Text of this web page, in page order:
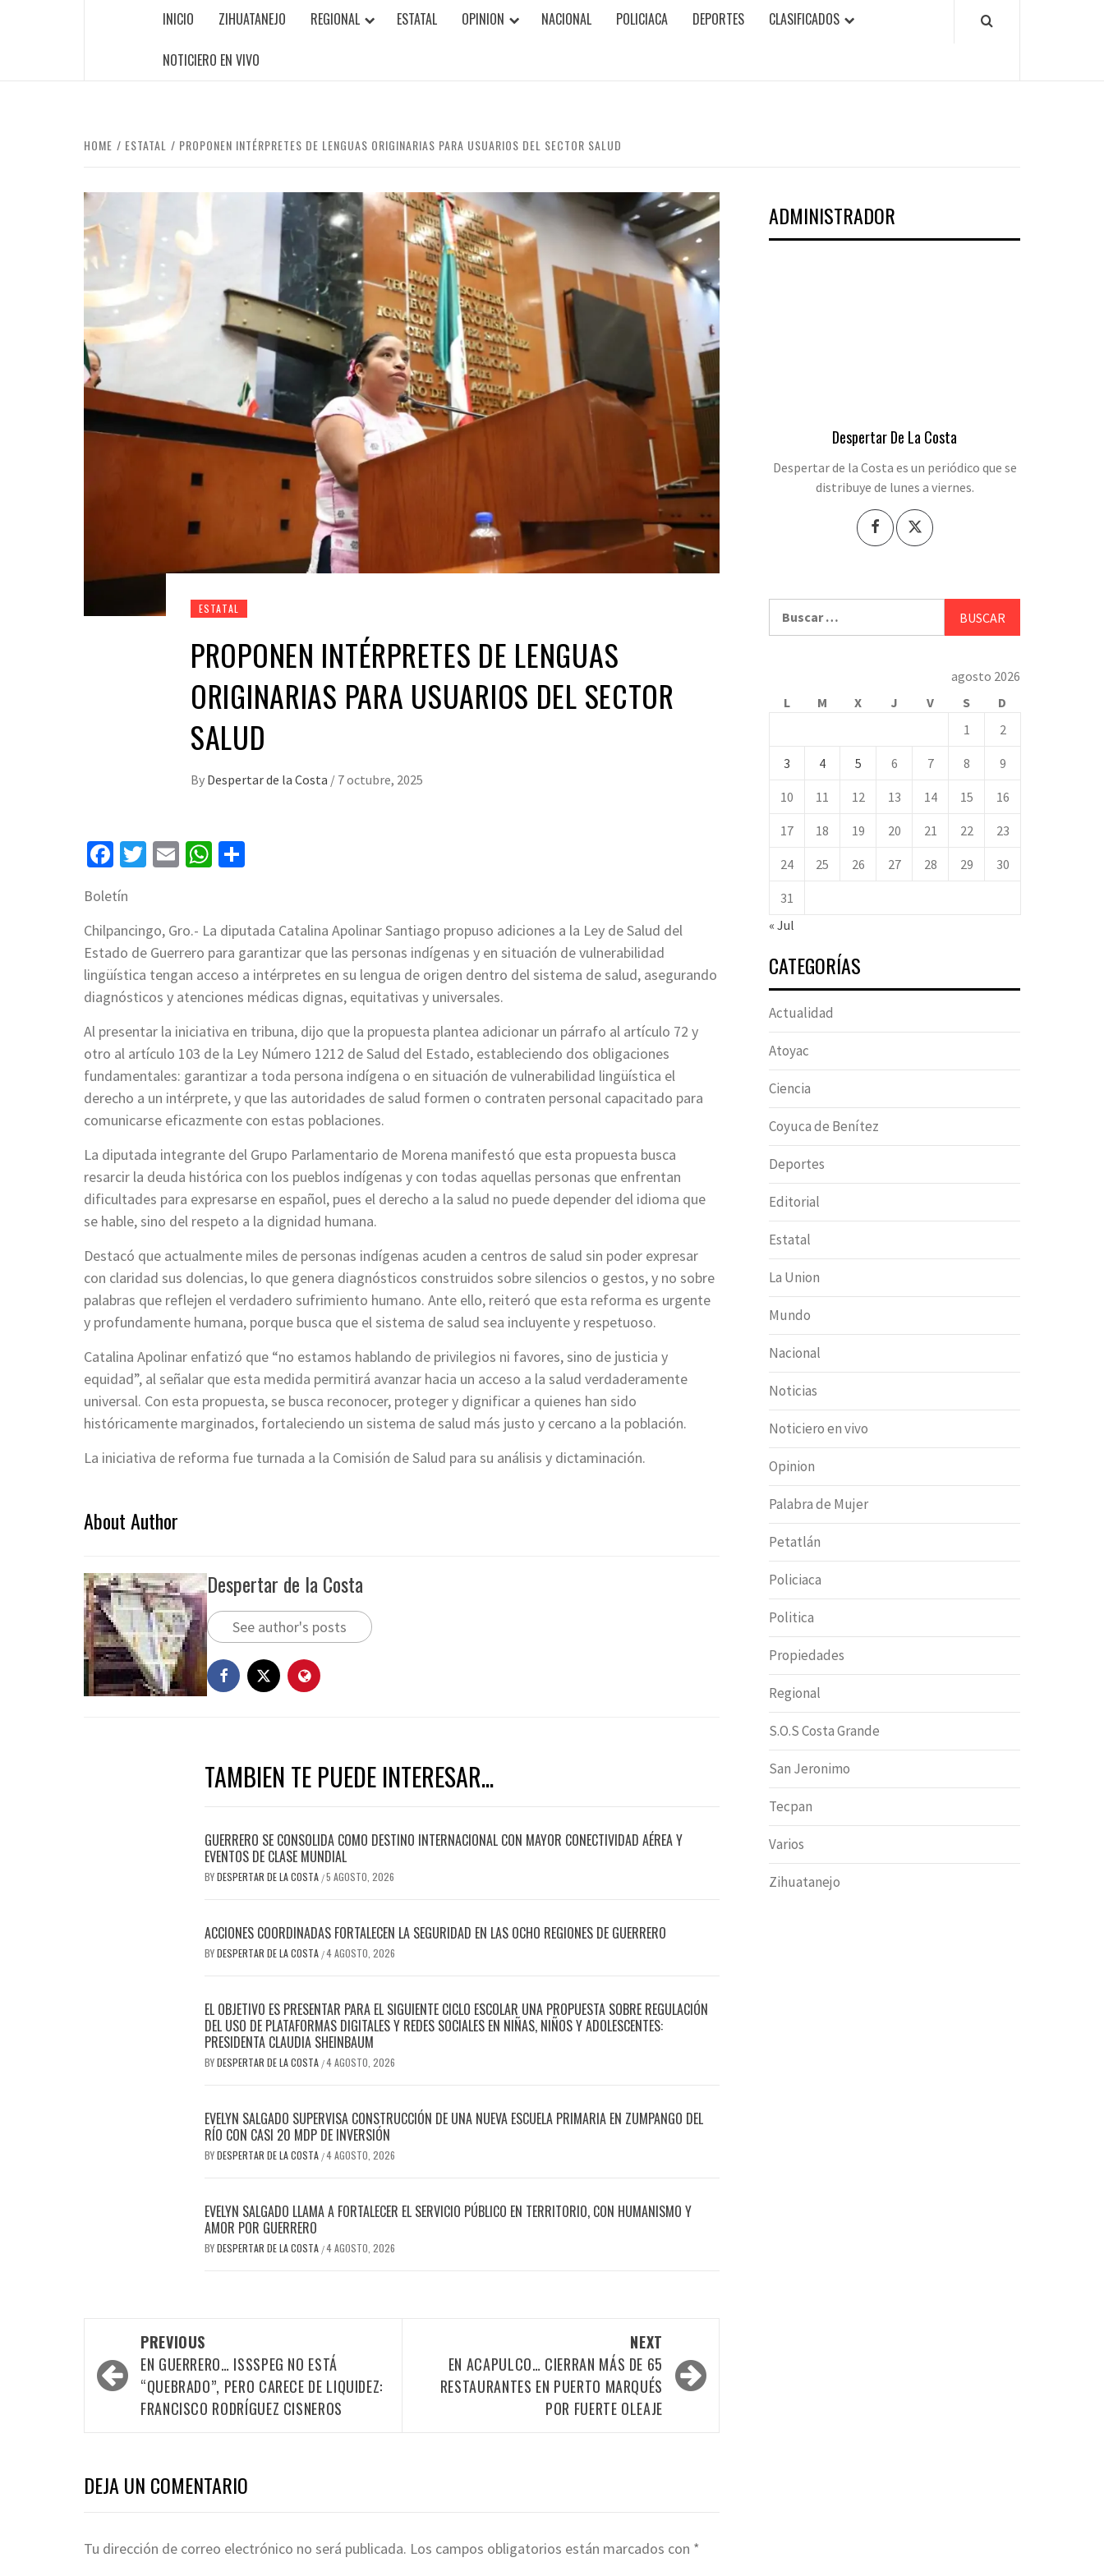
INICIO ZIHUATANEJO REGIONAL ESTATAL OPINION NACIONAL POLICIACA DEPORTES CLASIFICADOS
NOTICIERO EN VIVO
HOME ESTATAL PROPONEN INTÉRPRETES DE LENGUAS ORIGINARIAS PARA USUARIOS DEL SECTOR SALUD
ESTATAL
PROPONEN INTÉRPRETES DE LENGUAS
ORIGINARIAS PARA USUARIOS DEL SECTOR
SALUD
By Despertar de la Costa / 7 octubre, 2025
Facebook
Twitter
EmailWhatsApp
Boletín
Chilpancingo, Gro.- La diputada Catalina Apolinar Santiago propuso adiciones a la Ley de Salud del
Estado de Guerrero para garantizar que las personas indígenas y en situación de vulnerabilidad
lingüística tengan acceso a intérpretes en su lengua de origen dentro del sistema de salud, asegurando
diagnósticos y atenciones médicas dignas, equitativas y universales.
Al presentar la iniciativa en tribuna, dijo que la propuesta plantea adicionar un párrafo al artículo 72 y
otro al artículo 103 de la Ley Número 1212 de Salud del Estado, estableciendo dos obligaciones
fundamentales: garantizar a toda persona indígena o en situación de vulnerabilidad lingüística el
derecho a un intérprete, y que las autoridades de salud formen o contraten personal capacitado para
comunicarse eficazmente con estas poblaciones.
La diputada integrante del Grupo Parlamentario de Morena manifestó que esta propuesta busca
resarcir la deuda histórica con los pueblos indígenas y con todas aquellas personas que enfrentan
dificultades para expresarse en español, pues el derecho a la salud no puede depender del idioma que
se hable, sino del respeto a la dignidad humana.
Destacó que actualmente miles de personas indígenas acuden a centros de salud sin poder expresar
con claridad sus dolencias, lo que genera diagnósticos construidos sobre silencios o gestos, y no sobre
palabras que reflejen el verdadero sufrimiento humano. Ante ello, reiteró que esta reforma es urgente
y profundamente humana, porque busca que el sistema de salud sea incluyente y respetuoso.
Catalina Apolinar enfatizó que “no estamos hablando de privilegios ni favores, sino de justicia y
equidad”, al señalar que esta medida permitirá avanzar hacia un acceso a la salud verdaderamente
universal. Con esta propuesta, se busca reconocer, proteger y dignificar a quienes han sido
históricamente marginados, fortaleciendo un sistema de salud más justo y cercano a la población.
La iniciativa de reforma fue turnada a la Comisión de Salud para su análisis y dictaminación.
About Author
Despertar de la Costa
See author's posts
TAMBIEN TE PUEDE INTERESAR...
GUERRERO SE CONSOLIDA COMO DESTINO INTERNACIONAL CON MAYOR CONECTIVIDAD AÉREA Y
EVENTOS DE CLASE MUNDIAL
BYDESPERTAR DE LA COSTA /5 AGOSTO, 2026
ACCIONES COORDINADAS FORTALECEN LA SEGURIDAD EN LAS OCHO REGIONES DE GUERRERO
BYDESPERTAR DE LA COSTA /4 AGOSTO, 2026
EL OBJETIVO ES PRESENTAR PARA EL SIGUIENTE CICLO ESCOLAR UNA PROPUESTA SOBRE REGULACIÓN
DEL USO DE PLATAFORMAS DIGITALES Y REDES SOCIALES EN NIÑAS, NIÑOS Y ADOLESCENTES:
PRESIDENTA CLAUDIA SHEINBAUM
BYDESPERTAR DE LA COSTA /4 AGOSTO, 2026
EVELYN SALGADO SUPERVISA CONSTRUCCIÓN DE UNA NUEVA ESCUELA PRIMARIA EN ZUMPANGO DEL
RÍO CON CASI 20 MDP DE INVERSIÓN
BYDESPERTAR DE LA COSTA /4 AGOSTO, 2026
EVELYN SALGADO LLAMA A FORTALECER EL SERVICIO PÚBLICO EN TERRITORIO, CON HUMANISMO Y
AMOR POR GUERRERO
BYDESPERTAR DE LA COSTA /4 AGOSTO, 2026
navigation
PREVIOUS
EN GUERRERO… ISSSPEG NO ESTÁ
“QUEBRADO”, PERO CARECE DE LIQUIDEZ:
FRANCISCO RODRÍGUEZ CISNEROS
NEXT
EN ACAPULCO… CIERRAN MÁS DE 65
RESTAURANTES EN PUERTO MARQUÉS
POR FUERTE OLEAJE
DEJA UN COMENTARIO
Tu dirección de correo electrónico no será publicada. Los campos obligatorios están marcados con *
ADMINISTRADOR
Despertar De La Costa
Despertar de la Costa es un periódico que se
distribuye de lunes a viernes.
agosto 2026
L
M X J V S
D
1
2
3 4 5 6 7 8 9
10 11 12 13 14 15 16
17 18 19 20 21 22 23
24 25 26 27 28 29 30
31
« Jul
CATEGORÍAS
Actualidad
Atoyac
Ciencia
Coyuca de Benítez
Deportes
Editorial
Estatal
La Union
Mundo
Nacional
Noticias
Noticiero en vivo
Opinion
Palabra de Mujer
Petatlán
Policiaca
Politica
Propiedades
Regional
S.O.S Costa Grande
San Jeronimo
Tecpan
Varios
Zihuatanejo